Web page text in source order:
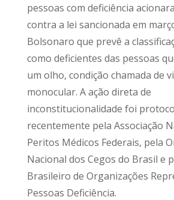
pessoas com deficiência
contra a lei sancionada em
Bolsonaro que prevê a
como deficientes das pessoas
um olho, condição chamada de
monocular. A ação direta de
inconstitucionalidade foi
recentemente pela Associação
Peritos Médicos Federais, pela
Nacional dos Cegos do Brasil e
Brasileiro de Organizações
Pessoas Deficiência.